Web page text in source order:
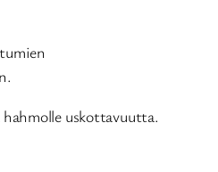
uskottavuutta.